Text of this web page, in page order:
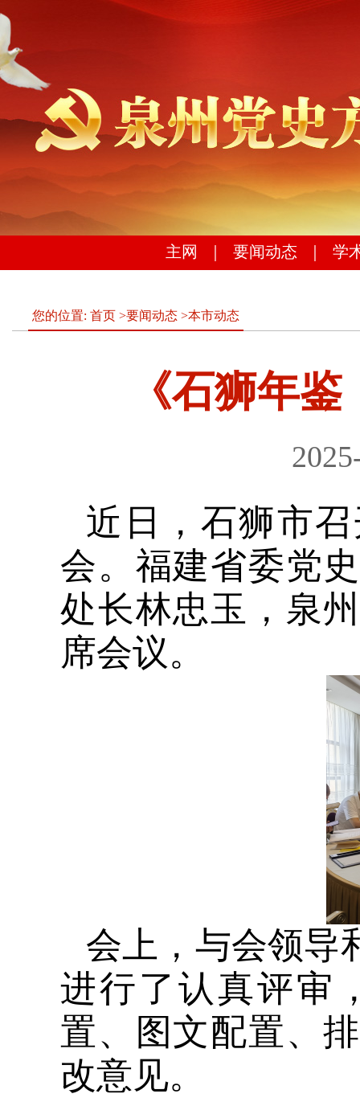
主网 要闻动态 学
您的位置: 首页 >要闻动态 >本市动态
《石狮年
近日，石狮市
会。福建省委党
处长林忠玉，泉
席会议。
会上，与会领导
进行了认真评审
置、图文配置、
改意见。